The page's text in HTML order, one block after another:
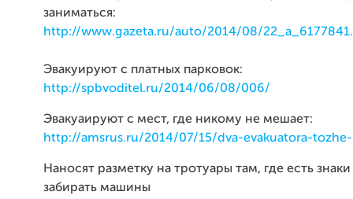
заниматься:
http://www.gazeta.ru/auto/2014/08/
Эвакуируют с платных парковок:
http://spbvoditel.ru/2014/06/08/006/
Эвакуаируют с мест, где никому не мешает:
http://amsrus.ru/2014/07/15/dva-evakuatora-
Наносят разметку на тротуары там, где есть
забирать машины